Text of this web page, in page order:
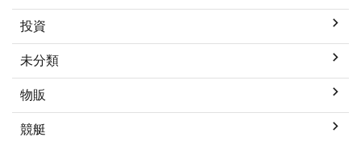
投資
未分類
物販
競艇